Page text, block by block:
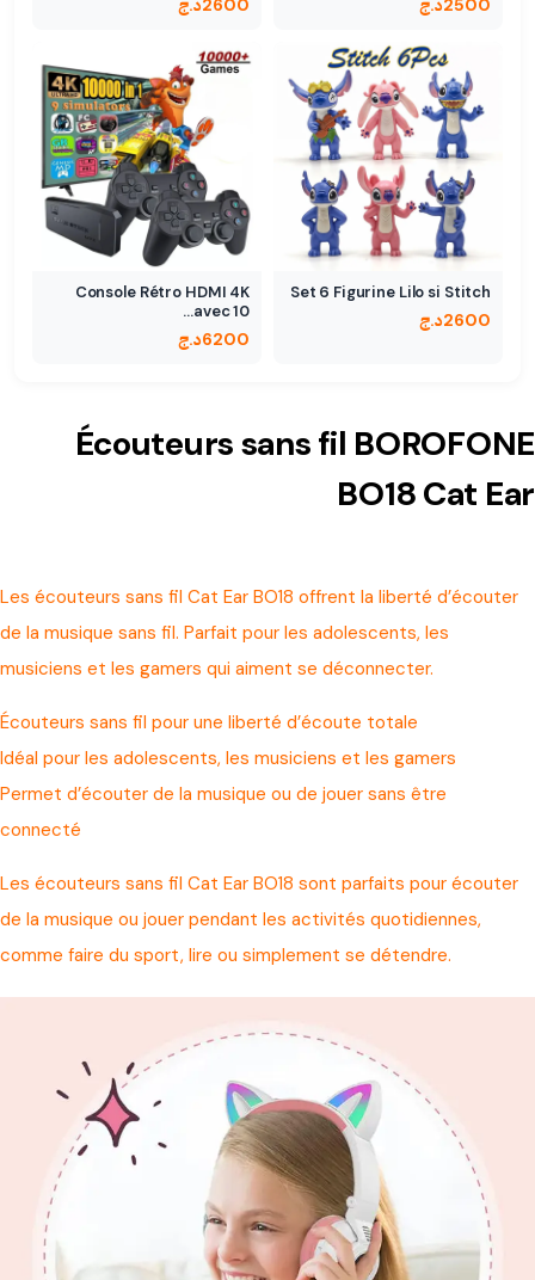
2500د.ج 2600د.ج
Set 6 Figurine Lilo si Stitch
2600د.ج
Console Rétro HDMI 4K
avec 10…
6200د.ج
Écouteurs sans fil BOROFONE
BO18 Cat Ear
Les écouteurs sans fil Cat Ear BO18 offrent la liberté d’écouter
de la musique sans fil. Parfait pour les adolescents, les
musiciens et les gamers qui aiment se déconnecter.
Écouteurs sans fil pour une liberté d’écoute totale
Idéal pour les adolescents, les musiciens et les gamers
Permet d’écouter de la musique ou de jouer sans être
connecté
Les écouteurs sans fil Cat Ear BO18 sont parfaits pour écouter
de la musique ou jouer pendant les activités quotidiennes,
comme faire du sport, lire ou simplement se détendre.